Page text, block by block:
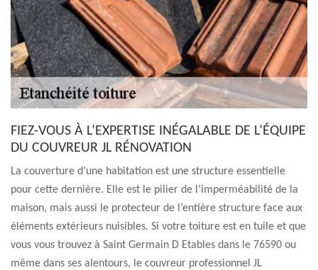
FIEZ-VOUS À L’EXPERTISE INÉGALABLE DE L’ÉQUIPE
DU COUVREUR JL RÉNOVATION
La couverture d’une habitation est une structure essentielle
pour cette dernière. Elle est le pilier de l’imperméabilité de la
maison, mais aussi le protecteur de l’entière structure face aux
éléments extérieurs nuisibles. Si votre toiture est en tuile et que
vous vous trouvez à Saint Germain D Etables dans le 76590 ou
même dans ses alentours, le couvreur professionnel JL